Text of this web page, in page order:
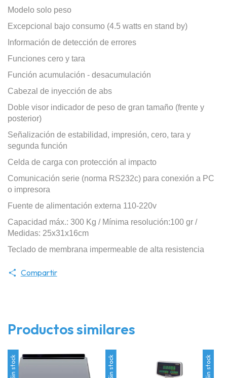
Modelo solo peso
Excepcional bajo consumo (4.5 watts en stand by)
Información de detección de errores
Funciones cero y tara
Función acumulación - desacumulación
Cabezal de inyección de abs
Doble visor indicador de peso de gran tamaño (frente y
posterior)
Señalización de estabilidad, impresión, cero, tara y
segunda función
Celda de carga con protección al impacto
Comunicación serie (norma RS232c) para conexión a PC
o impresora
Fuente de alimentación externa 110-220v
Capacidad máx.: 300 Kg / Mínima resolución:100 gr /
Medidas: 25x31x16cm
Teclado de membrana impermeable de alta resistencia
Compartir
Productos similares
Sin stock Sin stock Sin stock